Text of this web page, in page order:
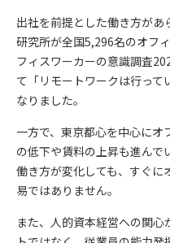
出社を前提とした働き方が
研究所が全国5,296名のオフ
フィスワーカーの意識調査
て「リモートワークは行って
なりました。
一方で、東京都心を中心に
の低下や賃料の上昇も進んで
働き方が変化しても、すぐ
易ではありません。
また、人的資本経営への関